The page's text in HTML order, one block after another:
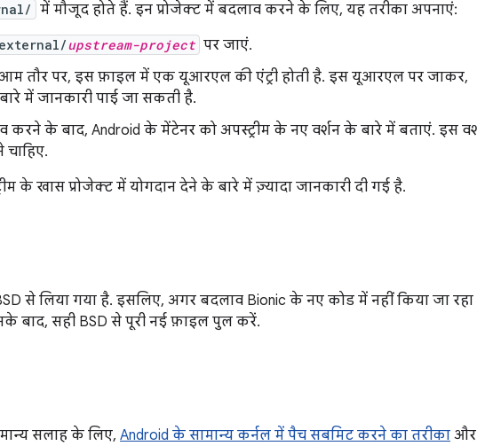
में मौजूद होते हैं. इन प्रोजेक्ट में बदलाव करने के लिए, यह तरीका अपनाएं:
upstream-project पर जाएं.
तौर पर, इस फ़ाइल में एक यूआरएल की एंट्री होती है. इस यूआरएल पर जाकर,
में जानकारी पाई जा सकती है.
करने के बाद, Android के मेंटेनर को अपस्ट्रीम के नए वर्शन के बारे में बताएं. इस
के खास प्रोजेक्ट में योगदान देने के बारे में ज़्यादा जानकारी दी गई है.
से लिया गया है. इसलिए, अगर बदलाव Bionic के नए कोड में नहीं किया जा रहा
बाद, सही BSD से पूरी नई फ़ाइल पुल करें.
सलाह के लिए, Android के सामान्य कर्नल में पैच सबमिट करने का तरीका और